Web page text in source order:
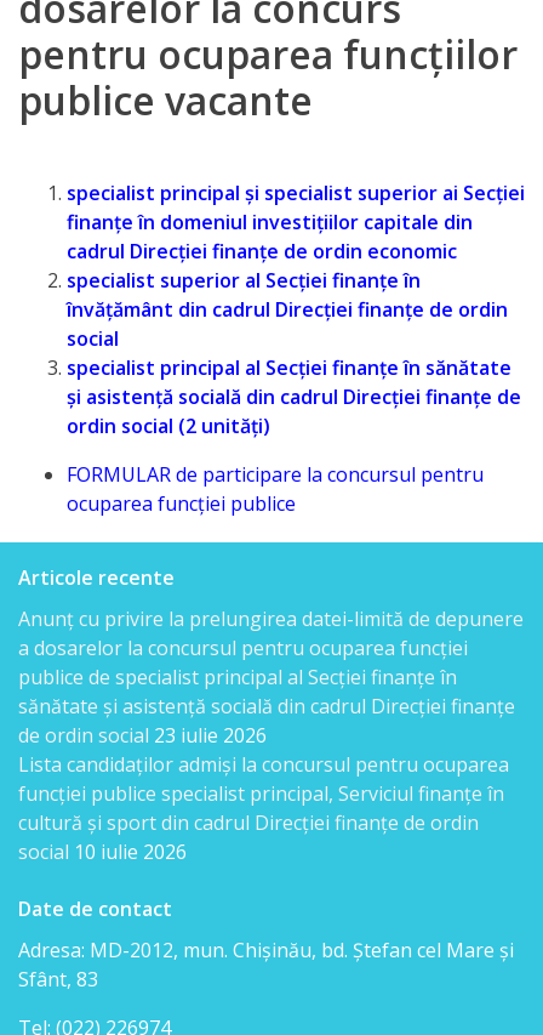
finanțe
de
ordin
Direcția
datorii
şi
angajamente
financiare
venituri
Direcţia
rapoarte
financiare
Serviciul
resurse
umane
Serviciul
juridic
Secția
managementul
pentru ocuparea funcțiilor
publice vacante
specialist principal și specialist superior ai Secției
finanțe în domeniul investițiilor capitale din
cadrul Direcției finanțe de ordin economic
specialist superior al Secției finanțe în
învățământ din cadrul Direcției finanțe de ordin
social
specialist principal al Secției finanțe în sănătate
și asistență socială din cadrul Direcției finanțe de
ordin social (2 unități)
FORMULAR de participare la concursul pentru
ocuparea funcţiei publice
Articole recente
Anunț cu privire la prelungirea datei-limită de depunere
a dosarelor la concursul pentru ocuparea funcției
publice de specialist principal al Secției finanțe în
sănătate și asistență socială din cadrul Direcției finanțe
de ordin social 23 iulie 2026
Lista candidaţilor admişi la concursul pentru ocuparea
funcției publice specialist principal, Serviciul finanțe în
cultură și sport din cadrul Direcției finanțe de ordin
social 10 iulie 2026
Date de contact
Adresa: MD-2012, mun. Chişinău, bd. Ştefan cel Mare şi
Sfânt, 83
Tel: (022) 226974